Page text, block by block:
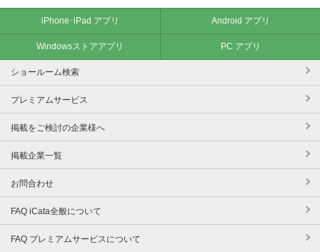
iPhone･iPad アプリ Android アプリ
Windowsストアアプリ PC アプリ
ショールーム検索
プレミアムサービス
掲載をご検討の企業様へ
掲載企業一覧
お問合わせ
FAQ iCata全般について
FAQ プレミアムサービスについて